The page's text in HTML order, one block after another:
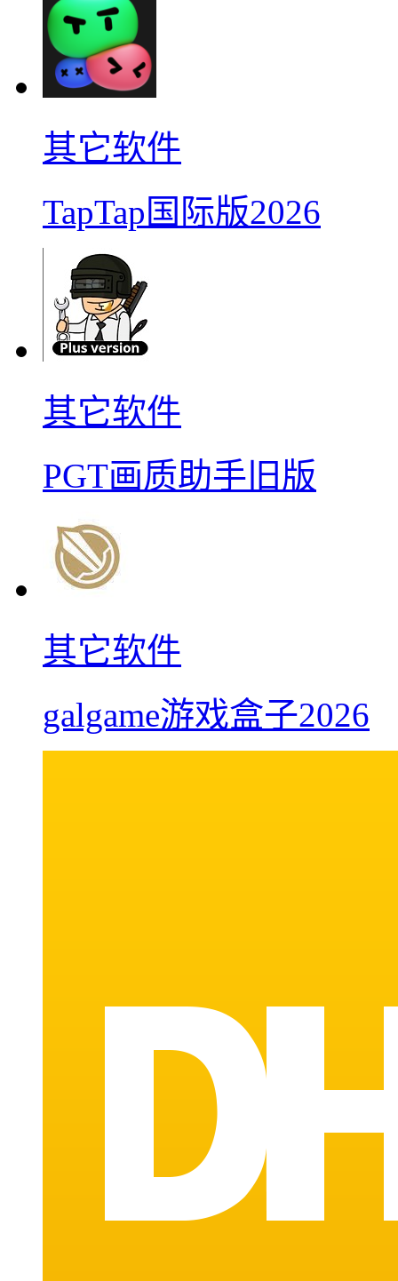
其它软件
TapTap国际版2026
其它软件
PGT画质助手旧版
其它软件
galgame游戏盒子2026